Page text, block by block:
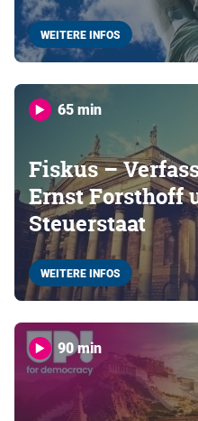
WEITERE INFOS
65 min
Fiskus –
Ernst Forsthoff
Steuerstaat
WEITERE INFOS
90 min